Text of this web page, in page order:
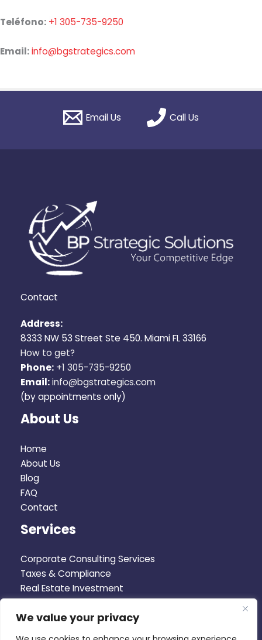
We value your privacy
Teléfono: +1 305-735-9250
Email:info@bgstrategics.com
Email Us Call Us
Contact
Address:
8333 NW 53 Street Ste 450. Miami FL 33166
How to get?
Phone: +1 305-735-9250
Email:info@bgstrategics.com
(by appointments only)
About Us
Home
About Us
Blog
FAQ
Contact
Services
Corporate Consulting Services
Taxes & Compliance
Real Estate Investment
Business Plan